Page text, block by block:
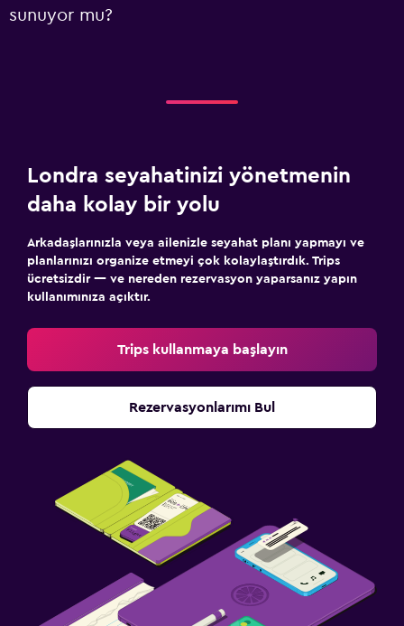
sunuyor mu?
Londra seyahatinizi yönetmenin
daha kolay bir yolu
Arkadaşlarınızla veya ailenizle seyahat planı yapmayı ve
planlarınızı organize etmeyi çok kolaylaştırdık. Trips
ücretsizdir — ve nereden rezervasyon yaparsanız yapın
kullanımınıza açıktır.
Trips kullanmaya başlayın
Rezervasyonlarımı Bul